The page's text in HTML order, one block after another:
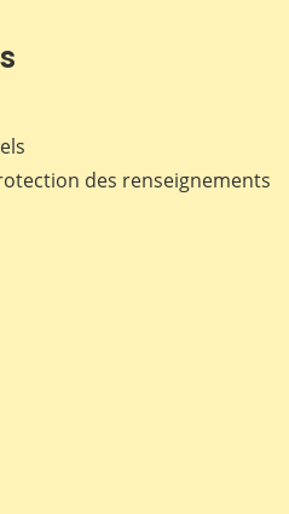
des renseignements